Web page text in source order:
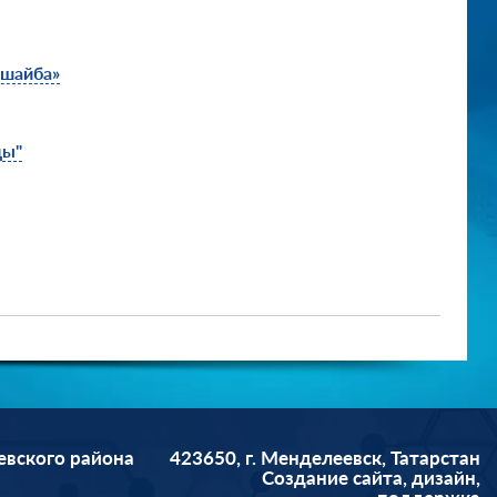
района
423650, г. Менделеевск, Татарстан
Cоздание сайта, дизайн,